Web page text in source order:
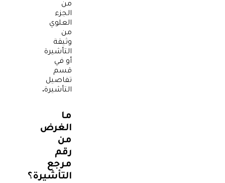
من
الجزء
العلوي
من
وثيقة
التأشيرة
أو في
قسم
تفاصيل
التأشيرة.
ما
الغرض
من
رقم
مرجع
التأشيرة؟